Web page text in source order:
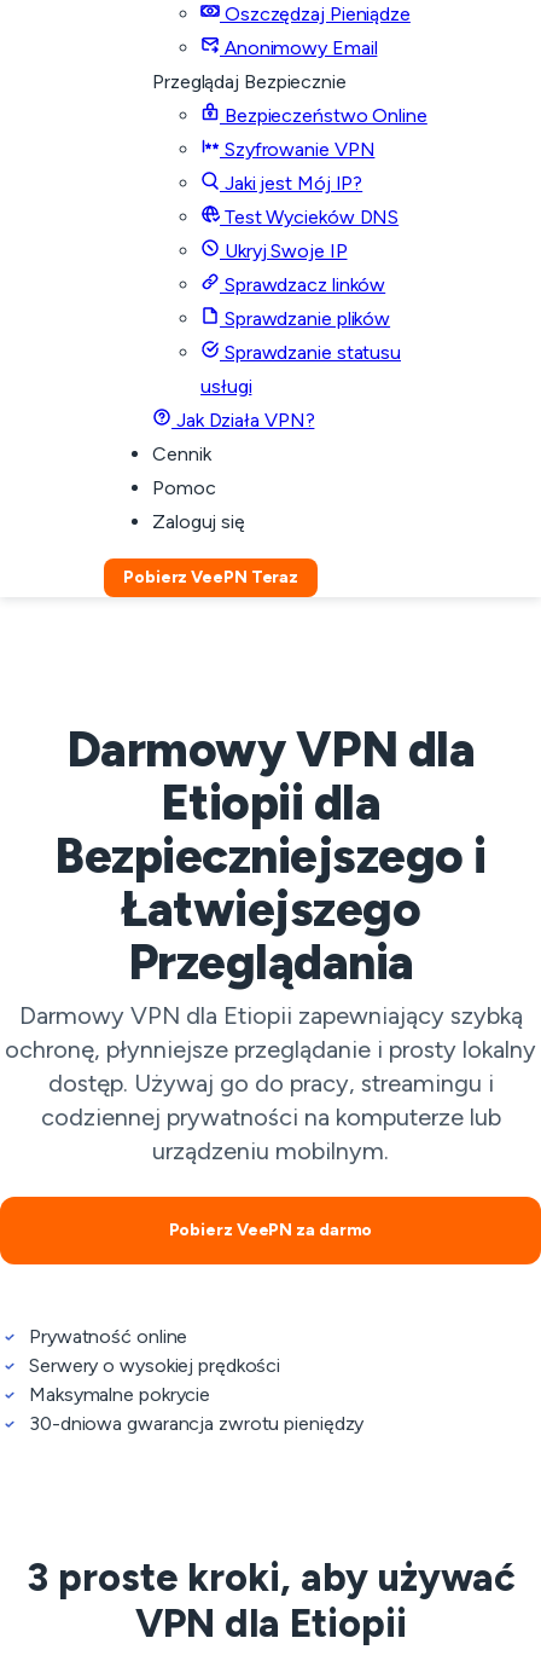
Oszczędzaj Pieniądze
Anonimowy Email
Przeglądaj Bezpiecznie
Bezpieczeństwo Online
Szyfrowanie VPN
Jaki jest Mój IP?
Test Wycieków DNS
Ukryj Swoje IP
Sprawdzacz linków
Sprawdzanie plików
Sprawdzanie statusu
usługi
Jak Działa VPN?
Cennik
Pomoc
Zaloguj się
Pobierz VeePN Teraz
Darmowy VPN dla
Etiopii dla
Bezpieczniejszego i
Łatwiejszego
Przeglądania
Darmowy VPN dla Etiopii zapewniający szybką
ochronę, płynniejsze przeglądanie i prosty lokalny
dostęp. Używaj go do pracy, streamingu i
codziennej prywatności na komputerze lub
urządzeniu mobilnym.
Pobierz VeePN za darmo
Prywatność online
Serwery o wysokiej prędkości
Maksymalne pokrycie
30-dniowa gwarancja zwrotu pieniędzy
3 proste kroki, aby używać
VPN dla Etiopii